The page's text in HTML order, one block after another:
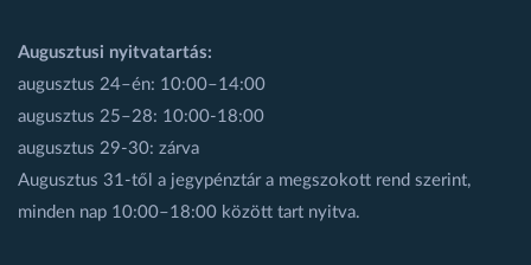
Augusztusi nyitvatartás:
augusztus 24–én: 10:00–14:00
augusztus 25–28: 10:00-18:00
augusztus 29-30: zárva
Augusztus 31-től a jegypénztár a megszokott rend szerint,
minden nap 10:00–18:00 között tart nyitva.